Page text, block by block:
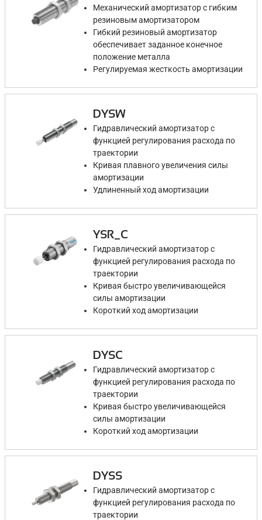
Механический амортизатор с гибким
резиновым амортизатором
Гибкий резиновый амортизатор
обеспечивает заданное конечное
положение металла
Регулируемая жесткость амортизации
DYSW
Гидравлический амортизатор с
функцией регулирования расхода по
траектории
Кривая плавного увеличения силы
амортизации
Удлиненный ход амортизации
YSR_C
Гидравлический амортизатор с
функцией регулирования расхода по
траектории
Кривая быстро увеличивающейся
силы амортизации
Короткий ход амортизации
DYSC
Гидравлический амортизатор с
функцией регулирования расхода по
траектории
Кривая быстро увеличивающейся
силы амортизации
Короткий ход амортизации
DYSS
Гидравлический амортизатор с
функцией регулирования расхода по
траектории